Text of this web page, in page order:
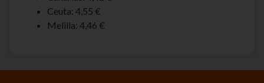
Ceuta: 4,55 €
Melilla: 4,46 €